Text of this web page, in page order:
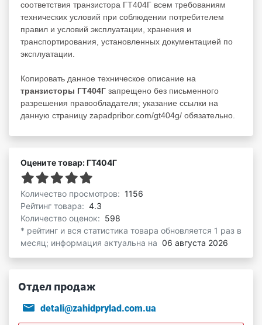
соответствия транзистора ГТ404Г всем требованиям
технических условий при соблюдении потребителем
правил и условий эксплуатации, хранения и
транспортирования, установленных документацией по
эксплуатации.
Копировать данное техническое описание на
транзисторы ГТ404Г запрещено без письменного
разрешения правообладателя; указание ссылки на
данную страницу zapadpribor.com/gt404g/ обязательно.
Оцените товар: ГТ404Г
Количество просмотров: 1156
Рейтинг товара: 4.3
Количество оценок: 598
* рейтинг и вся статистика товара обновляется 1 раз в
месяц; информация актуальна на 06 августа 2026
Отдел продаж
detali@zahidprylad.com.ua